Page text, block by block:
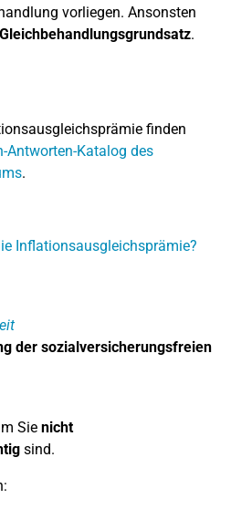
vorliegen. Ansonsten
Gleichbehandlungsgrundsatz.
finden
Antworten-Katalog des
.
Inflationsausgleichsprämie?
der sozialversicherungsfreien
Sie nicht
sind.